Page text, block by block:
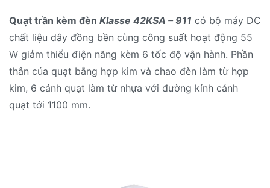
Quạt trần kèm đèn Klasse 42KSA – 911 có bộ máy DC
chất liệu dây đồng bền cùng công suất hoạt động 55
W giảm thiểu điện năng kèm 6 tốc độ vận hành. Phần
thân của quạt bằng hợp kim và chao đèn làm từ hợp
kim, 6 cánh quạt làm từ nhựa với đường kính cánh
quạt tới 1100 mm.